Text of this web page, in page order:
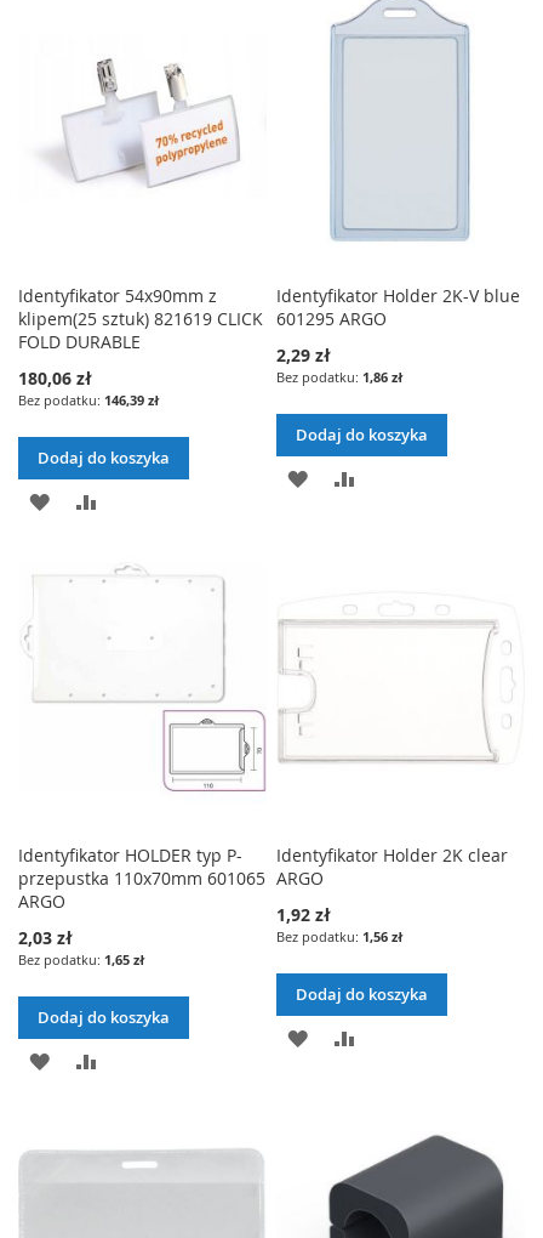
ŻYCZEŃ
LISTY
Identyfikator 54x90mm z
klipem(25 sztuk) 821619 CLICK
FOLD DURABLE
180,06 zł
146,39 zł
Dodaj do koszyka
DODAJ
LISTY
Identyfikator Holder 2K-V blue
601295 ARGO
2,29 zł
1,86 zł
Dodaj do koszyka
DODAJ
ŻYCZEŃ
Identyfikator HOLDER typ P-
przepustka 110x70mm 601065
ARGO
2,03 zł
1,65 zł
Dodaj do koszyka
DODAJ
Identyfikator Holder 2K clear
ARGO
1,92 zł
1,56 zł
Dodaj do koszyka
DODAJ
ŻYCZEŃ